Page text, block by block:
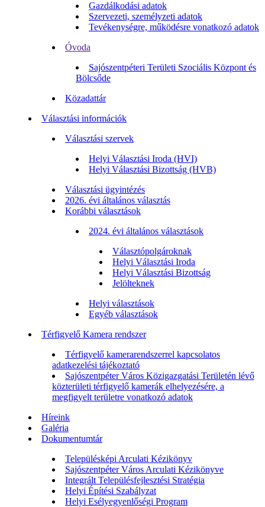
Gazdálkodási adatok
Szervezeti, személyzeti adatok
Tevékenységre, működésre vonatkozó adatok
Óvoda
Sajószentpéteri Területi Szociális Központ és
Bölcsőde
Közadattár
Választási információk
Választási szervek
Helyi Választási Iroda (HVI)
Helyi Választási Bizottság (HVB)
Választási ügyintézés
2026. évi általános választás
Korábbi választások
2024. évi általános választások
Választópolgároknak
Helyi Választási Iroda
Helyi Választási Bizottság
Jelölteknek
Helyi választások
Egyéb választások
Térfigyelő Kamera rendszer
Térfigyelő kamerarendszerrel kapcsolatos
adatkezelési tájékoztató
Sajószentpéter Város Közigazgatási Területén lévő
közterületi térfigyelő kamerák elhelyezésére, a
megfigyelt területre vonatkozó adatok
Híreink
Galéria
Dokumentumtár
Településképi Arculati Kézikönyv
Sajószentpéter Város Arculati Kézikönyve
Integrált Településfejlesztési Stratégia
Helyi Építési Szabályzat
Helyi Esélyegyenlőségi Program